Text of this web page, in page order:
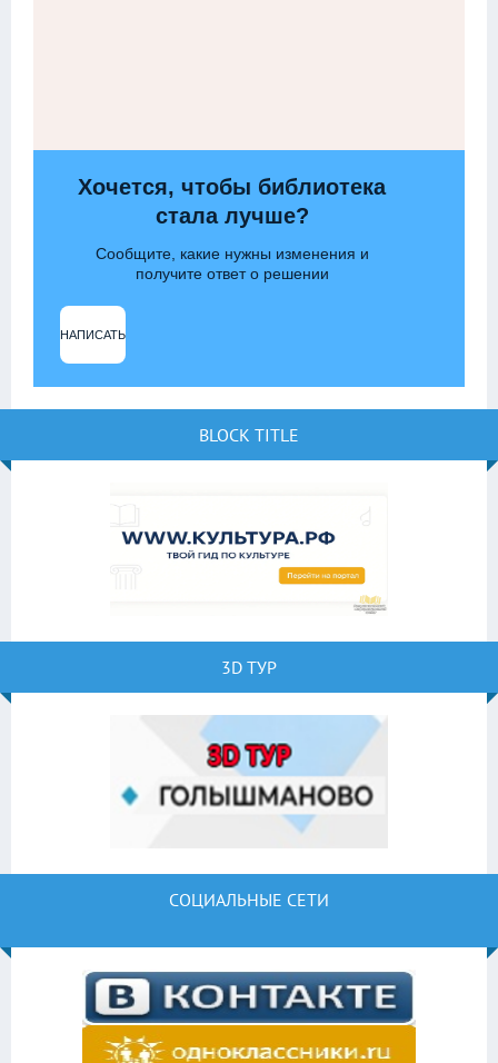
Хочется, чтобы библиотека
стала лучше?
Сообщите, какие нужны изменения и
получите ответ о решении
НАПИСАТЬ
BLOCK TITLE
3D ТУР
СОЦИАЛЬНЫЕ СЕТИ